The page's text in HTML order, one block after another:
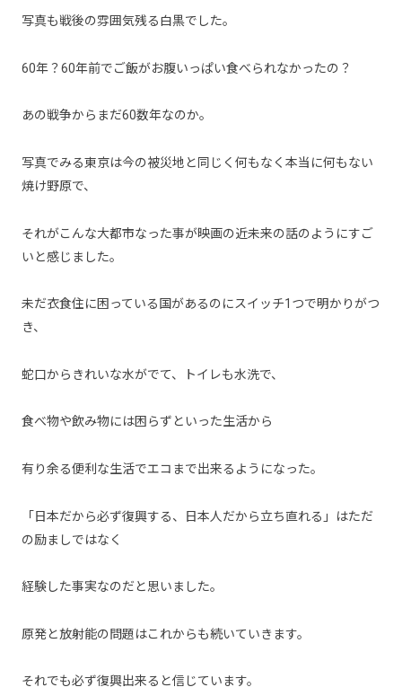
写真も戦後の雰囲気残る白黒でした。
60年？60年前でご飯がお腹いっぱい食べられなかったの？
あの戦争からまだ60数年なのか。
写真でみる東京は今の被災地と同じく何もなく本当に何もない
焼け野原で、
それがこんな大都市なった事が映画の近未来の話のようにすご
いと感じました。
未だ衣食住に困っている国があるのにスイッチ1つで明かりがつ
き、
蛇口からきれいな水がでて、トイレも水洗で、
食べ物や飲み物には困らずといった生活から
有り余る便利な生活でエコまで出来るようになった。
「日本だから必ず復興する、日本人だから立ち直れる」はただ
の励ましではなく
経験した事実なのだと思いました。
原発と放射能の問題はこれからも続いていきます。
それでも必ず復興出来ると信じています。